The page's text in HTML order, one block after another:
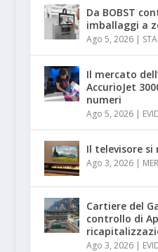
Da BOBST
imballaggi a
Ago 5, 2026|
Il mercato
AccurioJet
numeri
Ago 5, 2026|
Il televisore
Ago 3, 2026|
Cartiere del
controllo di
Ago 3, 2026|